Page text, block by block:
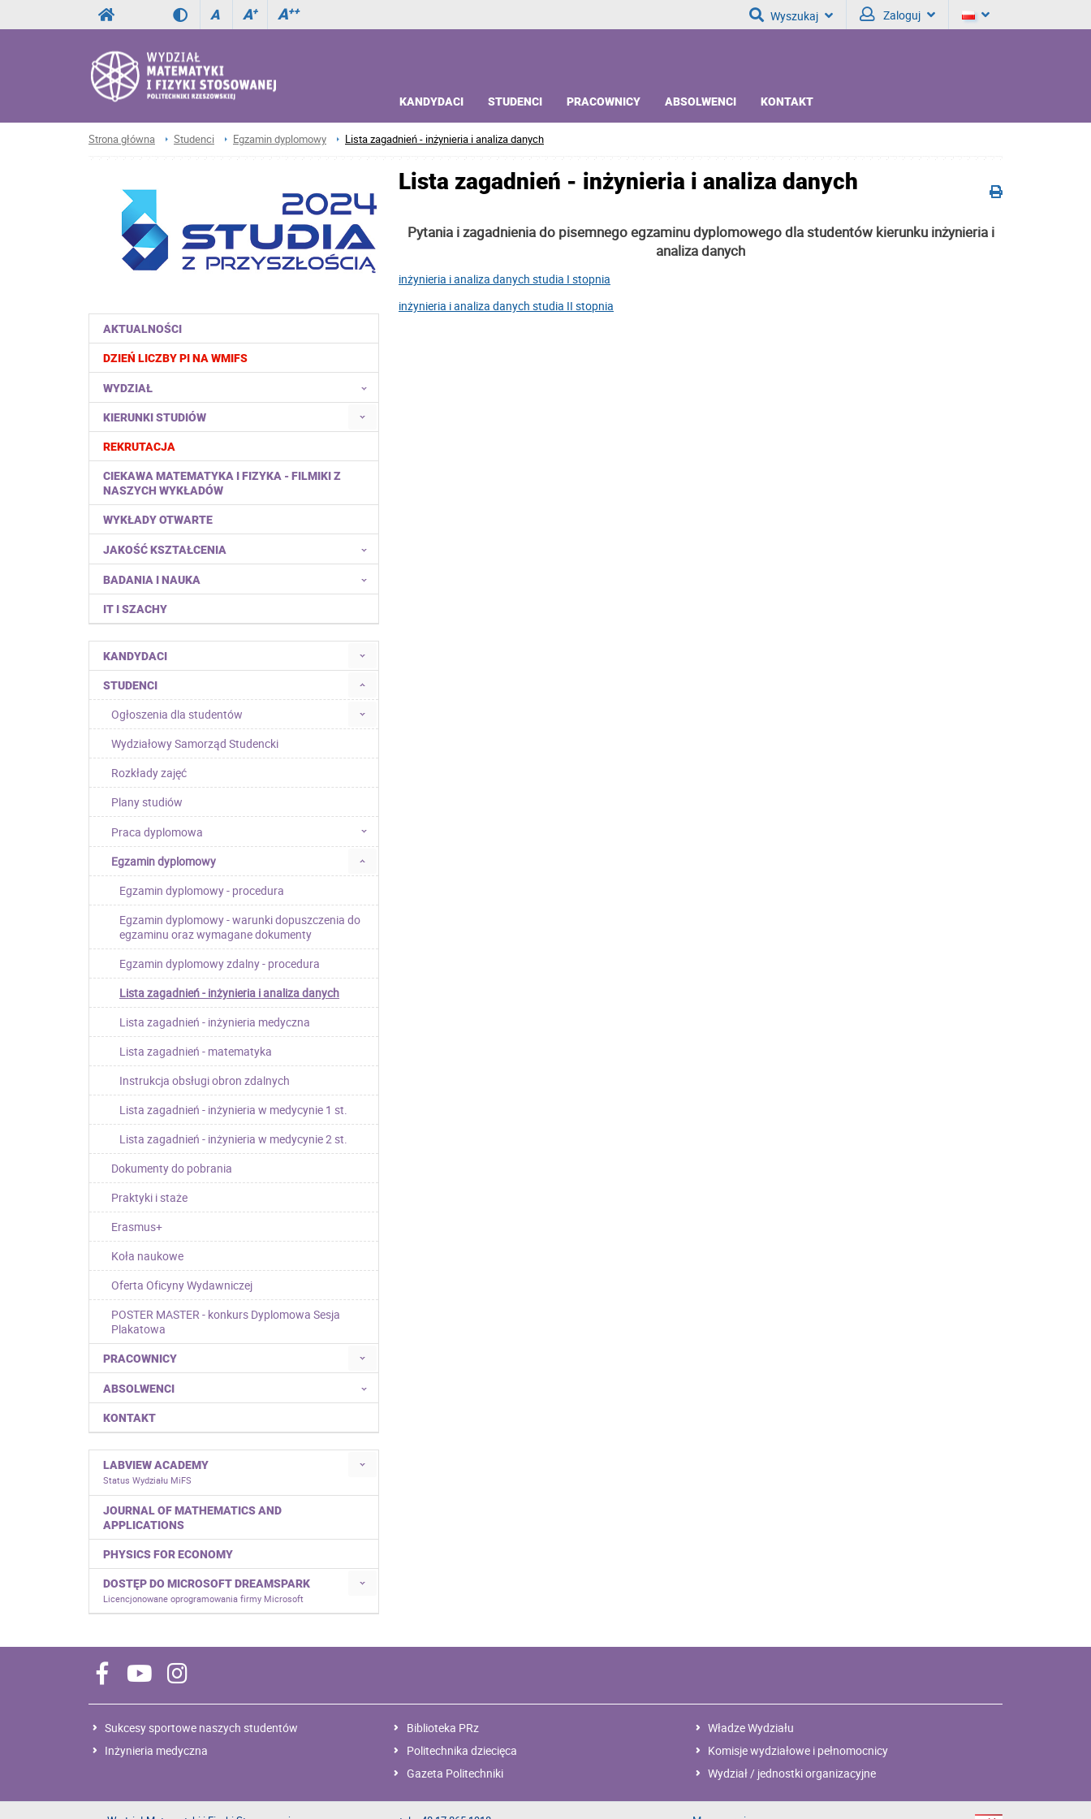
A A+ A++ Wyszukaj Zaloguj
KANDYDACI STUDENCI PRACOWNICY ABSOLWENCI KONTAKT
Strona główna Studenci Egzamin dyplomowy Lista zagadnień - inżynieria i analiza danych
AKTUALNOŚCI
DZIEŃ LICZBY PI NA WMIFS
WYDZIAŁ
KIERUNKI STUDIÓW
REKRUTACJA
CIEKAWA MATEMATYKA I FIZYKA - FILMIKI Z
NASZYCH WYKŁADÓW
WYKŁADY OTWARTE
JAKOŚĆ KSZTAŁCENIA
BADANIA I NAUKA
IT I SZACHY
KANDYDACI
STUDENCI
Ogłoszenia dla studentów
Wydziałowy Samorząd Studencki
Rozkłady zajęć
Plany studiów
Praca dyplomowa
Egzamin dyplomowy
Egzamin dyplomowy - procedura
Egzamin dyplomowy - warunki dopuszczenia do
egzaminu oraz wymagane dokumenty
Egzamin dyplomowy zdalny - procedura
Lista zagadnień - inżynieria i analiza danych
Lista zagadnień - inżynieria medyczna
Lista zagadnień - matematyka
Instrukcja obsługi obron zdalnych
Lista zagadnień - inżynieria w medycynie 1 st.
Lista zagadnień - inżynieria w medycynie 2 st.
Dokumenty do pobrania
Praktyki i staże
Erasmus+
Koła naukowe
Oferta Oficyny Wydawniczej
POSTER MASTER - konkurs Dyplomowa Sesja
Plakatowa
PRACOWNICY
ABSOLWENCI
KONTAKT
LABVIEW ACADEMY
Status Wydziału MiFS
JOURNAL OF MATHEMATICS AND
APPLICATIONS
PHYSICS FOR ECONOMY
DOSTĘP DO MICROSOFT DREAMSPARK
Licencjonowane oprogramowania firmy Microsoft
Lista zagadnień - inżynieria i analiza danych
Pytania i zagadnienia do pisemnego egzaminu dyplomowego dla studentów kierunku inżynieria i
analiza danych
inżynieria i analiza danych studia I stopnia
inżynieria i analiza danych studia II stopnia
Sukcesy sportowe naszych studentów
Inżynieria medyczna
Biblioteka PRz
Politechnika dziecięca
Gazeta Politechniki
Władze Wydziału
Komisje wydziałowe i pełnomocnicy
Wydział / jednostki organizacyjne